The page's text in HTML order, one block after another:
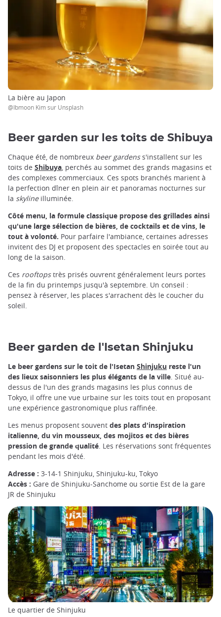
La bière au Japon
@Ibmoon Kim sur Unsplash
Beer garden sur les toits de Shibuya
Chaque été, de nombreux beer gardenss'installent sur les
toits de Shibuya, perchés au sommet des grands magasins et
des complexes commerciaux. Ces spots branchés marient à
la perfection dîner en plein air et panoramas nocturnes sur
la skylineilluminée.
Côté menu, la formule classique propose des grillades ainsi
qu'une large sélection de bières, de cocktails et de vins, le
tout à volonté. Pour parfaire l'ambiance, certaines adresses
invitent des DJ et proposent des spectacles en soirée tout au
long de la saison.
Ces rooftopstrès prisés ouvrent généralement leurs portes
de la fin du printemps jusqu'à septembre. Un conseil :
pensez à réserver, les places s'arrachent dès le coucher du
soleil.
Beer garden de l'Isetan Shinjuku
Le beer gardens sur le toit de l'Isetan Shinjuku reste l'un
des lieux saisonniers les plus élégants de la ville . Situé au-
dessus de l'un des grands magasins les plus connus de
Tokyo, il offre une vue urbaine sur les toits tout en proposant
une expérience gastronomique plus raffinée.
Les menus proposent souvent des plats d'inspiration
italienne, du vin mousseux, des mojitos et des bières
pression de grande qualité . Les réservations sont fréquentes
pendant les mois d'été.
Adresse : 3-14-1 Shinjuku, Shinjuku-ku, Tokyo
Accès : Gare de Shinjuku-Sanchome ou sortie Est de la gare
JR de Shinjuku
Le quartier de Shinjuku